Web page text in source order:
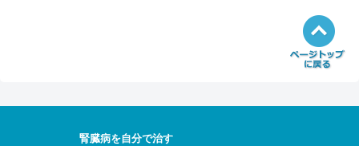
腎臓病を自分で治す